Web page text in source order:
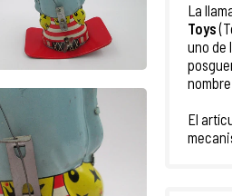
La
Toys
uno de
El